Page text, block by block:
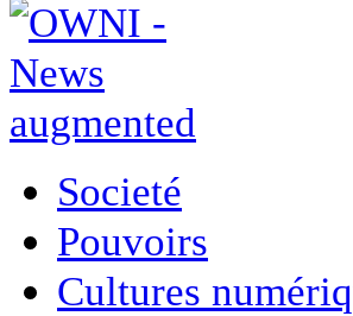
Societé
Pouvoirs
Cultures